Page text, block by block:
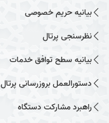
بیانیه حریم خصوصی
نظرسنجی پرتال
بیانیه سطح توافق خدمات
دستورالعمل بروزرسانی پرتال
راهبرد مشارکت دستگاه